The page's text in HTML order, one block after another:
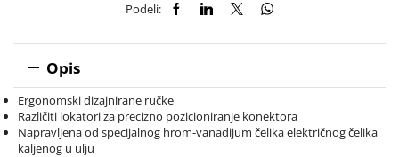
Podeli:
Opis
Ergonomski dizajnirane ručke
Različiti lokatori za precizno pozicioniranje konektora
Napravljena od specijalnog hrom-vanadijum čelika električnog čelika
kaljenog u ulju